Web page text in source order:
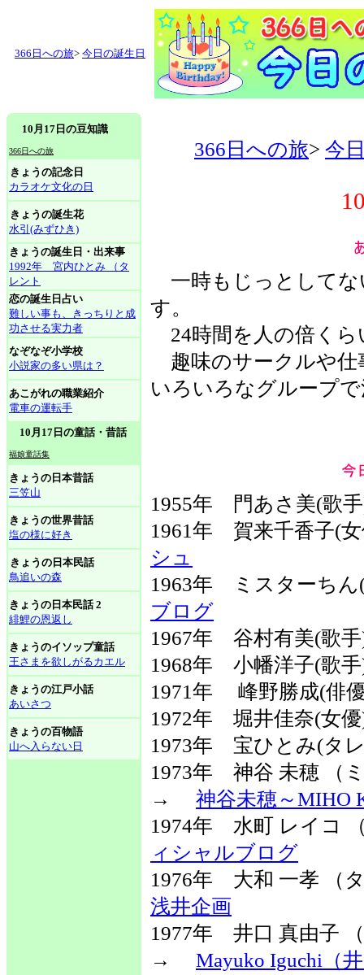
366日への旅> 今日の誕生日
10月17日の豆知識
366日への旅
きょうの記念日
カラオケ文化の日
きょうの誕生花
水引(みずひき)
きょうの誕生日・出来事
1992年 宮内ひとみ （タ
レント
恋の誕生日占い
難しい事も、きっちりと成
功させる実力者
なぞなぞ小学校
小説家の多い県は？
あこがれの職業紹介
電車の運転手
10月17日の童話・昔話
福娘童話集
きょうの日本昔話
三笠山
きょうの世界昔話
塩の様に好き
きょうの日本民話
鳥追いの森
きょうの日本民話 2
緋鯉の恩返し
きょうのイソップ童話
王さまを欲しがるカエル
きょうの江戸小話
あいさつ
きょうの百物語
山へ入らない日
366日への旅> 今
一時もじっとしてな
す。
24時間を人の倍くら
趣味のサークルや仕
いろいろなグループ
1955年 門あさ美(
1961年 賀来千香
シュ
1963年 ミスター
ブログ
1967年 谷村有美(歌
1968年 小幡洋子(
1971年 峰野勝成(
1972年 堀井佳奈(女
1973年 宝ひとみ(タ
1973年 神谷 未穂 （
→ 神谷未穂～MIHO
1974年 水町 レイ
ィシャルブログ
1976年 大和 一孝
浅井企画
1977年 井口 真由子
→ Mayuko Iguchi（